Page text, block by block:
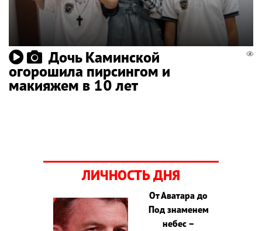
Дочь Каминской
огорошила пирсингом и
макияжем в 10 лет
ЛИЧНОСТЬ ДНЯ
От Аватара до
Под знаменем
небес –